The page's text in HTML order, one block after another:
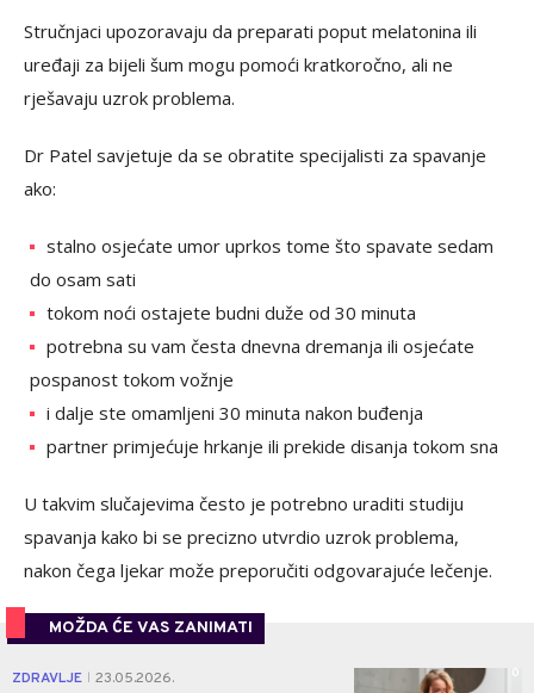
Stručnjaci upozoravaju da preparati poput melatonina ili
uređaji za bijeli šum mogu pomoći kratkoročno, ali ne
rješavaju uzrok problema.
Dr Patel savjetuje da se obratite specijalisti za spavanje
ako:
stalno osjećate umor uprkos tome što spavate sedam
do osam sati
tokom noći ostajete budni duže od 30 minuta
potrebna su vam česta dnevna dremanja ili osjećate
pospanost tokom vožnje
i dalje ste omamljeni 30 minuta nakon buđenja
partner primjećuje hrkanje ili prekide disanja tokom sna
U takvim slučajevima često je potrebno uraditi studiju
spavanja kako bi se precizno utvrdio uzrok problema,
nakon čega ljekar može preporučiti odgovarajuće lečenje.
MOŽDA ĆE VAS ZANIMATI
ZDRAVLJE 23.05.2026. 0